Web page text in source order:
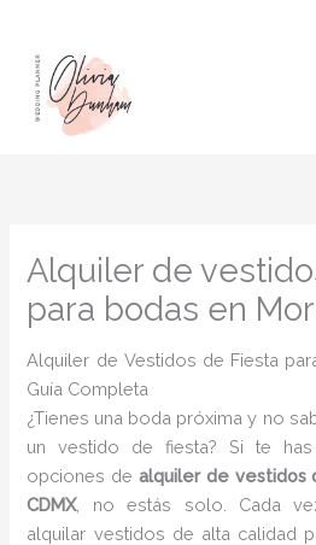
contenido
Alquiler de
para bodas en
Alquiler de Vestidos de Fiesta
Guía Completa
¿Tienes una boda próxima y no
un vestido de fiesta? Si te has
opciones dealquiler de vestidos
CDMX, no estás solo. Cada
alquilar vestidos de alta calidad